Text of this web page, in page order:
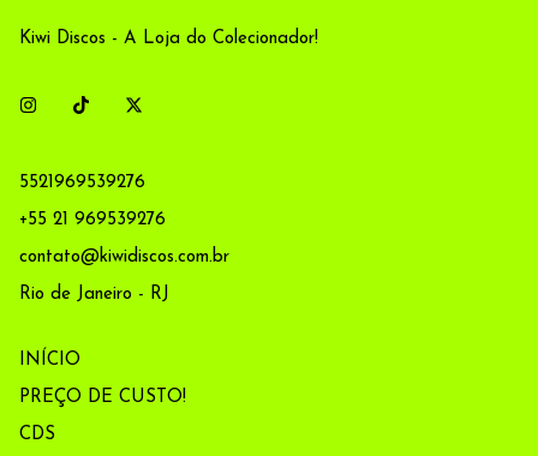
Kiwi Discos - A Loja do Colecionador!
5521969539276
+55 21 969539276
contato@kiwidiscos.com.br
Rio de Janeiro - RJ
INÍCIO
PREÇO DE CUSTO!
CDS